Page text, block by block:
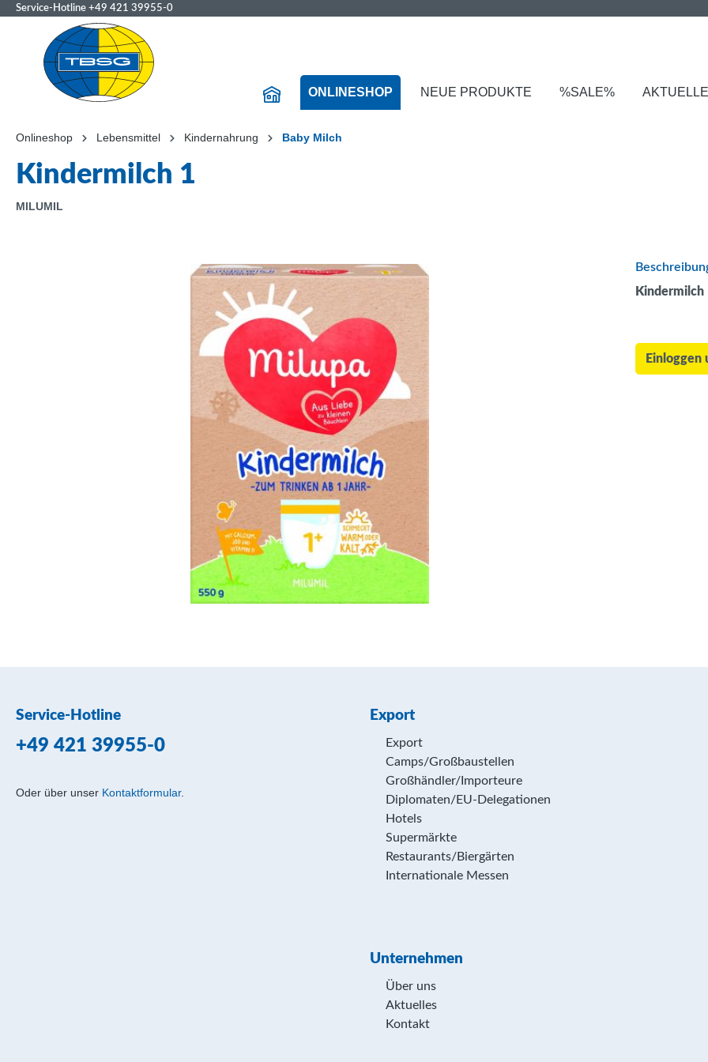
Service-Hotline +49 421 39955-0
ONLINESHOP NEUE PRODUKTE %SALE%
Onlineshop Lebensmittel Kindernahrung Baby Milch
Kindermilch 1
MILUMIL
Kindermilch
Einloggen
Service-Hotline
+49 421 39955-0
Oder über unser Kontaktformular.
Export
Export
Camps/Großbaustellen
Großhändler/Importeure
Diplomaten/EU-Delegationen
Hotels
Supermärkte
Restaurants/Biergärten
Internationale Messen
Unternehmen
Über uns
Aktuelles
Kontakt